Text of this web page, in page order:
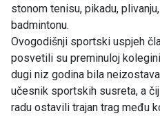
stonom tenisu, pikadu,
badmintonu.
Ovogodišnji sportski uspjeh
posvetili su preminuloj
dugi niz godina bila
učesnik sportskih susreta, a
radu ostavili trajan trag među